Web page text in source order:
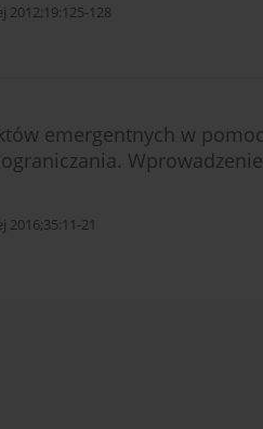
2012;19:125-128
emergentnych w
2016;35:11-21